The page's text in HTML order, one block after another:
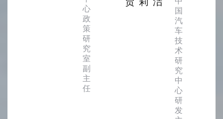
心
政
策
研
究
室
副
主
任
国
汽
车
技
术
研
究
中
心
研
发